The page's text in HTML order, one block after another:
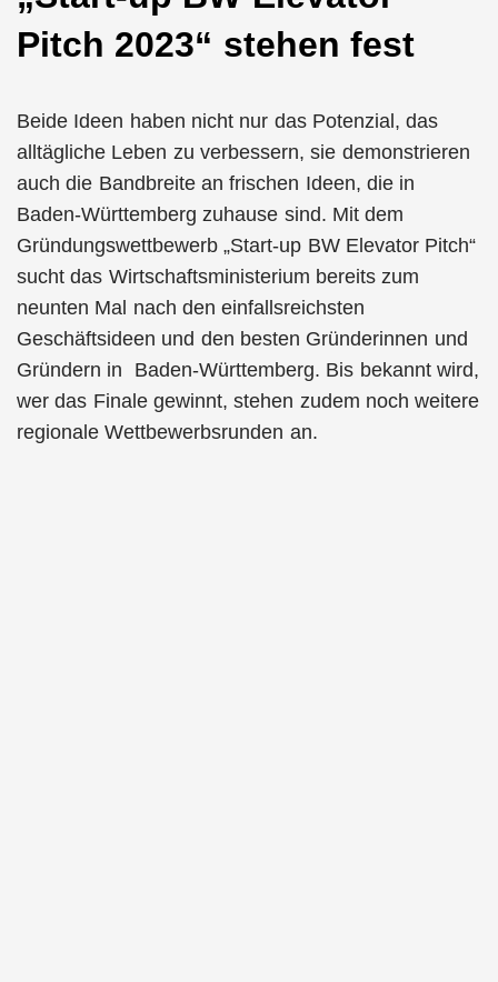
Pitch 2023“ stehen fest
Beide Ideen haben nicht nur das Potenzial, das
alltägliche Leben zu verbessern, sie demonstrieren
auch die Bandbreite an frischen Ideen, die in
Baden-Württemberg zuhause sind. Mit dem
Gründungswettbewerb „Start-up BW Elevator Pitch“
sucht das Wirtschaftsministerium bereits zum
neunten Mal nach den einfallsreichsten
Geschäftsideen und den besten Gründerinnen und
Gründern in Baden-Württemberg. Bis bekannt wird,
wer das Finale gewinnt, stehen zudem noch weitere
regionale Wettbewerbsrunden an.